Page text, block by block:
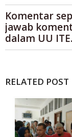
Komentar
jawab
dalam UU
RELATED POST